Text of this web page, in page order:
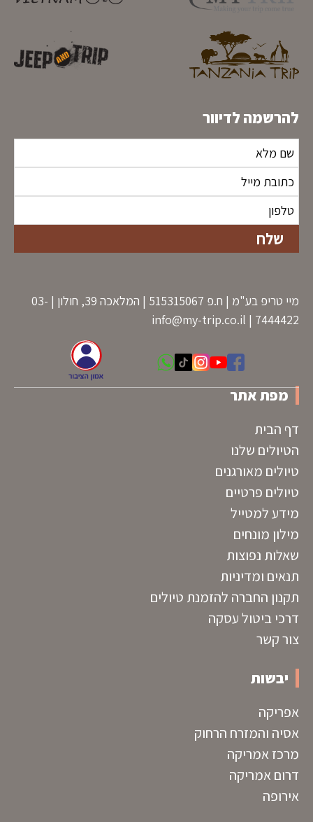
להרשמה לדיוור
מיי טריפ בע"מ | ח.פ 515315067 | המלאכה 39, חולון | 03-
7444422 |
info@my-trip.co.il
מפת אתר
דף הבית
הטיולים שלנו
טיולים מאורגנים
טיולים פרטיים
מידע למטייל
מילון מונחים
שאלות נפוצות
תנאים ומדיניות
תקנון החברה להזמנת טיולים
דרכי ביטול עסקה
צור קשר
יבשות
אפריקה
אסיה והמזרח הרחוק
מרכז אמריקה
דרום אמריקה
אירופה